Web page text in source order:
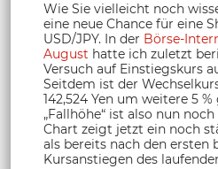
Wie Sie vielleicht noch
eine neue Chance für eine
USD/JPY. In der Börse-
August hatte ich zuletzt
Versuch auf Einstiegskurs
Seitdem ist der
142,524 Yen um weitere 5
„Fallhöhe“ ist also nun
Chart zeigt jetzt ein noch
als bereits nach den ersten
Kursanstiegen des